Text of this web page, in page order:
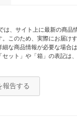
は、サイト上に最新の商
。このため、実際にお届け
な商品情報が必要な場合
セット」や「箱」の表記は
報告する